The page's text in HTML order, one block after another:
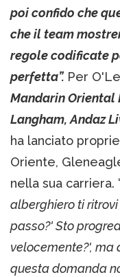
poi confido che
che il team
regole codificate
perfetta”. Per
Mandarin Oriental
Langham, Andaz
ha lanciato
Oriente,
nella sua carriera.
alberghiero ti
passo?' Sto
velocemente?', ma
questa domanda